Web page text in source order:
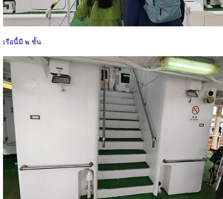
เรือนี้มี ๒ ชั้น